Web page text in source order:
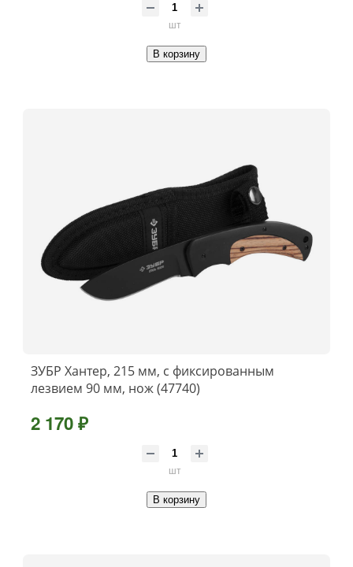
шт
В корзину
ЗУБР Хантер, 215 мм, с фиксированным
лезвием 90 мм, нож (47740)
2 170 ₽
шт
В корзину